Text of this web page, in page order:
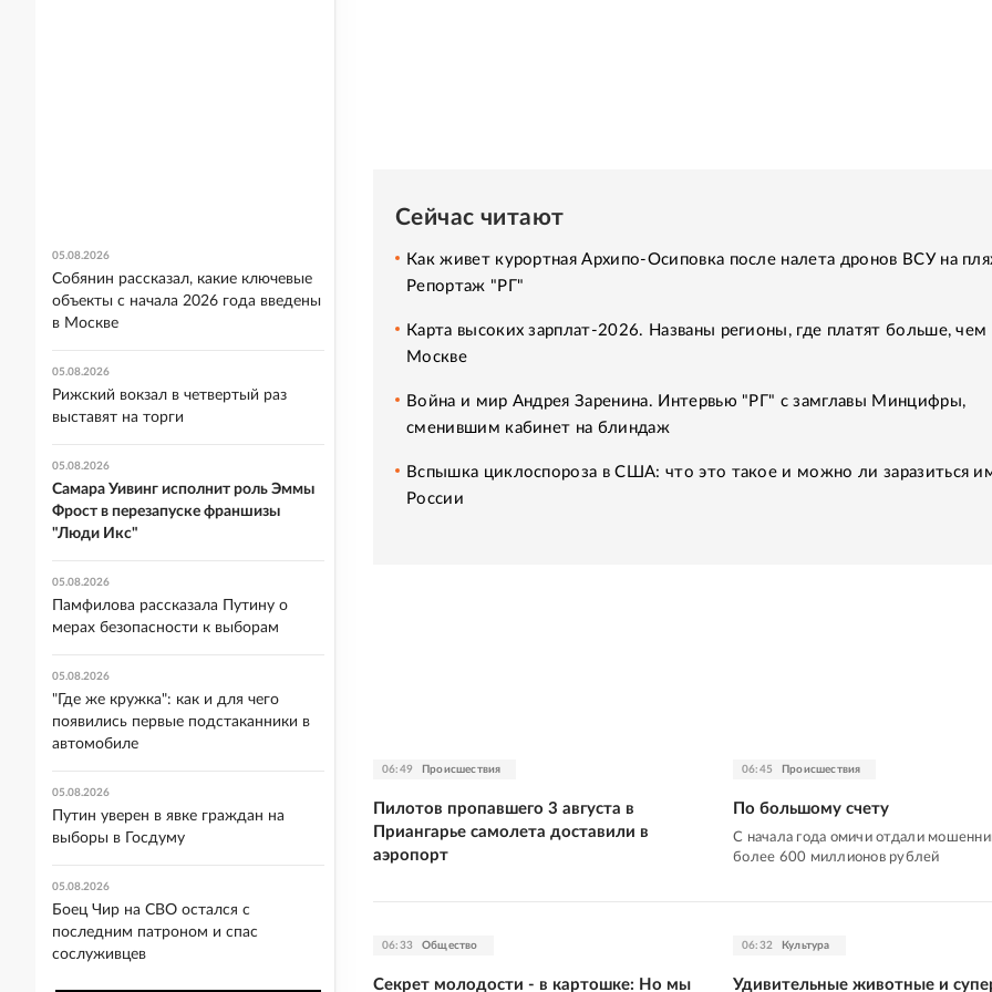
Сейчас читают
Как живет курортная Архипо-Осиповка после налета дронов ВСУ на
Репортаж "РГ"
Карта высоких зарплат-2026. Названы регионы, где платят больше, чем
Москве
Война и мир Андрея Заренина. Интервью "РГ" с замглавы Минцифры,
сменившим кабинет на блиндаж
Вспышка циклоспороза в США: что это такое и можно ли заразиться
России
06:49 Происшествия
Пилотов пропавшего 3 августа в
Приангарье самолета доставили в
аэропорт
06:45 Происшествия
По большому счету
С начала года омичи отдали
более 600 миллионов рублей
06:33 Общество
Секрет молодости - в картошке: Но мы
06:32 Культура
Удивительные животные и
05.08.2026
Собянин рассказал, какие ключевые
объекты с начала 2026 года введены
в Москве
05.08.2026
Рижский вокзал в четвертый раз
выставят на торги
05.08.2026
Самара Уивинг исполнит роль Эммы
Фрост в перезапуске франшизы
"Люди Икс"
05.08.2026
Памфилова рассказала Путину о
мерах безопасности к выборам
05.08.2026
"Где же кружка": как и для чего
появились первые подстаканники в
автомобиле
05.08.2026
Путин уверен в явке граждан на
выборы в Госдуму
05.08.2026
Боец Чир на СВО остался с
последним патроном и спас
сослуживцев